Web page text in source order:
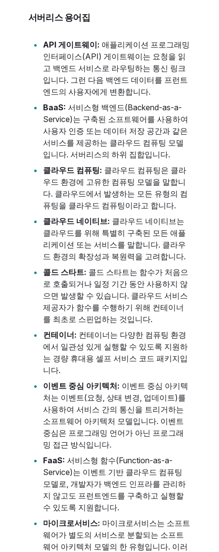
서버리스 용어집
API 게이트웨이: 애플리케이션 프로그래밍
인터페이스(API) 게이트웨이는 요청을 읽
고 백엔드 서비스로 라우팅하는 통신 링크
입니다. 그런 다음 백엔드 데이터를 프런트
엔드의 사용자에게 변환합니다.
BaaS: 서비스형 백엔드(Backend-as-a-
Service)는 구축된 소프트웨어를 사용하여
사용자 인증 또는 데이터 저장 공간과 같은
서비스를 제공하는 클라우드 컴퓨팅 모델
입니다. 서버리스의 하위 집합입니다.
클라우드 컴퓨팅: 클라우드 컴퓨팅은 클라
우드 환경에 고유한 컴퓨팅 모델을 말합니
다. 클라우드에서 발생하는 모든 유형의 컴
퓨팅을 클라우드 컴퓨팅이라고 합니다.
클라우드 네이티브: 클라우드 네이티브는
클라우드를 위해 특별히 구축된 모든 애플
리케이션 또는 서비스를 말합니다. 클라우
드 환경의 확장성과 복원력을 고려합니다.
콜드 스타트: 콜드 스타트는 함수가 처음으
로 호출되거나 일정 기간 동안 사용하지 않
으면 발생할 수 있습니다. 클라우드 서비스
제공자가 함수를 수행하기 위해 컨테이너
를 최초로 스핀업하는 것입니다.
컨테이너: 컨테이너는 다양한 컴퓨팅 환경
에서 일관성 있게 실행할 수 있도록 지원하
는 경량 휴대용 셀프 서비스 코드 패키지입
니다.
이벤트 중심 아키텍처: 이벤트 중심 아키텍
처는 이벤트(요청, 상태 변경, 업데이트)를
사용하여 서비스 간의 통신을 트리거하는
소프트웨어 아키텍처 모델입니다. 이벤트
중심은 프로그래밍 언어가 아닌 프로그래
밍 접근 방식입니다.
FaaS: 서비스형 함수(Function-as-a-
Service)는 이벤트 기반 클라우드 컴퓨팅
모델로, 개발자가 백엔드 인프라를 관리하
지 않고도 프런트엔드를 구축하고 실행할
수 있도록 지원합니다.
마이크로서비스: 마이크로서비스는 소프트
웨어가 별도의 서비스로 분할되는 소프트
웨어 아키텍처 모델의 한 유형입니다. 이러